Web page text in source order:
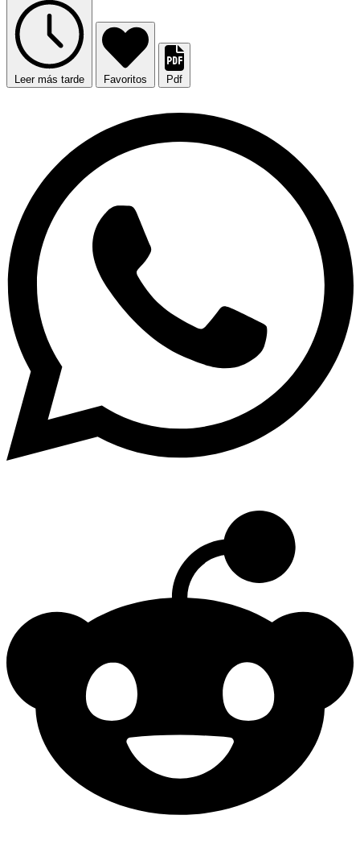
Leer más tarde Favoritos Pdf